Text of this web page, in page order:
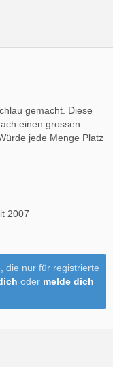
gemacht. Diese
einen grossen
jede Menge Platz
2007
die nur für registrierte
oder melde dich